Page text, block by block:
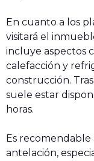
En cuanto a los
visitará el
incluye aspectos
calefacción y
construcción.
suele estar
horas.
Es
antelación,